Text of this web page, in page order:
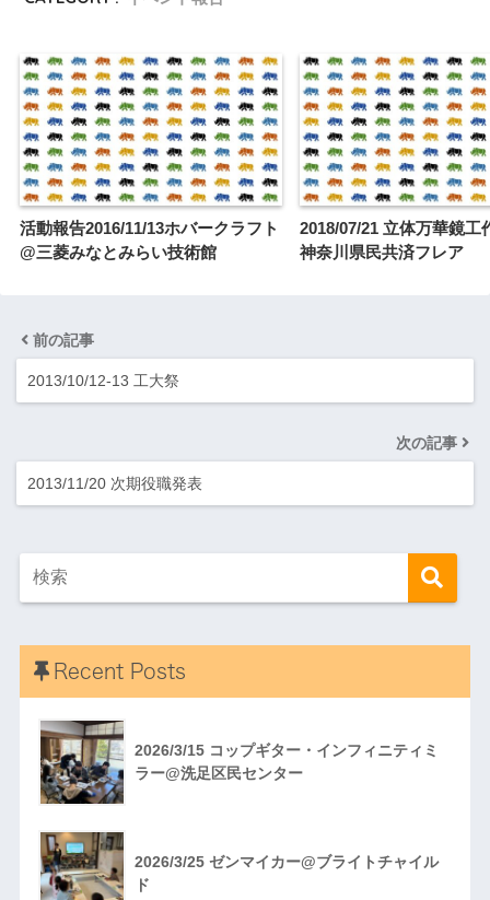
活動報告2016/11/13ホバークラフト
@三菱みなとみらい技術館
2018/07/21 立体万華鏡工
神奈川県民共済フレア
前の記事
2013/10/12-13 工大祭
次の記事
2013/11/20 次期役職発表
Recent Posts
2026/3/15 コップギター・インフィニティミ
ラー@洗足区民センター
2026/3/25 ゼンマイカー@ブライトチャイル
ド